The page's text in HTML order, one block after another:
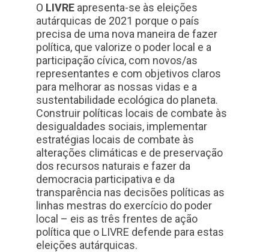
O LIVRE apresenta-se às eleições
autárquicas de 2021 porque o país
precisa de uma nova maneira de fazer
política, que valorize o poder local e a
participação cívica, com novos/as
representantes e com objetivos claros
para melhorar as nossas vidas e a
sustentabilidade ecológica do planeta.
Construir políticas locais de combate às
desigualdades sociais, implementar
estratégias locais de combate às
alterações climáticas e de preservação
dos recursos naturais e fazer da
democracia participativa e da
transparência nas decisões políticas as
linhas mestras do exercício do poder
local – eis as três frentes de ação
política que o LIVRE defende para estas
eleições autárquicas.